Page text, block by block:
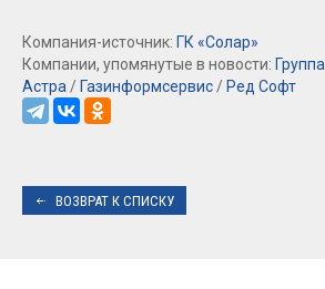
Компания-источник: ГК «Солар»
Компании, упомянутые в новости: Группа
Астра / Газинформсервис / Ред Софт
ВОЗВРАТ К СПИСКУ